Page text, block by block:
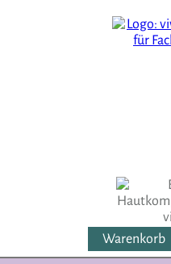
Warenkorb